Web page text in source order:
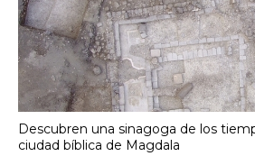
Descubren una sinagoga de los
ciudad bíblica de Magdala